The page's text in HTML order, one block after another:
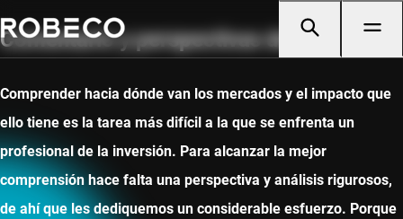
Comentario y perspectivas de mercado
Comprender hacia dónde van los mercados y el impacto que
ello tiene es la tarea más difícil a la que se enfrenta un
profesional de la inversión. Para alcanzar la mejor
comprensión hace falta una perspectiva y análisis rigurosos,
de ahí que les dediquemos un considerable esfuerzo. Porque